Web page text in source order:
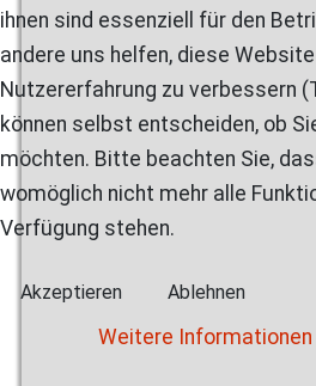
ihnen sind essenziell für den
andere uns helfen, diese
Nutzererfahrung zu verbessern
können selbst entscheiden, ob
möchten. Bitte beachten Sie,
womöglich nicht mehr alle
Verfügung stehen.
Akzeptieren Ablehnen
Weitere Informationen